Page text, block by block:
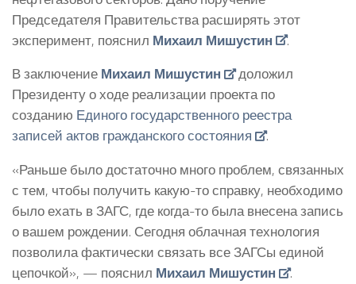
Председателя Правительства расширять этот
эксперимент, пояснил Михаил Мишустин
.
В заключение Михаил Мишустин
доложил
Президенту о ходе реализации проекта по
созданию Единого государственного реестра
записей актов гражданского состояния
.
«Раньше было достаточно много проблем, связанных
с тем, чтобы получить какую-то справку, необходимо
было ехать в ЗАГС, где когда-то была внесена запись
о вашем рождении. Сегодня облачная технология
позволила фактически связать все ЗАГСы единой
цепочкой», — пояснил Михаил Мишустин
.